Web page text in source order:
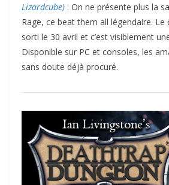
Lizardcube) : On ne présente plus la
Rage, ce beat them all légendaire.
sorti le 30 avril et c’est visiblement
Disponible sur PC et consoles, les
sans doute déjà procuré.